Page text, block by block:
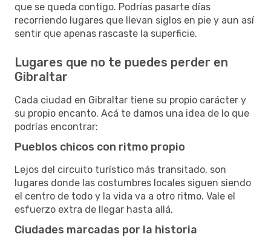
que se queda contigo. Podrías pasarte días
recorriendo lugares que llevan siglos en pie y aun así
sentir que apenas rascaste la superficie.
Lugares que no te puedes perder en
Gibraltar
Cada ciudad en Gibraltar tiene su propio carácter y
su propio encanto. Acá te damos una idea de lo que
podrías encontrar:
Pueblos chicos con ritmo propio
Lejos del circuito turístico más transitado, son
lugares donde las costumbres locales siguen siendo
el centro de todo y la vida va a otro ritmo. Vale el
esfuerzo extra de llegar hasta allá.
Ciudades marcadas por la historia